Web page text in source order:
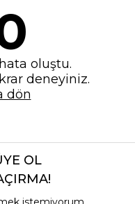
oluştu.
deneyiniz.
dön
OL